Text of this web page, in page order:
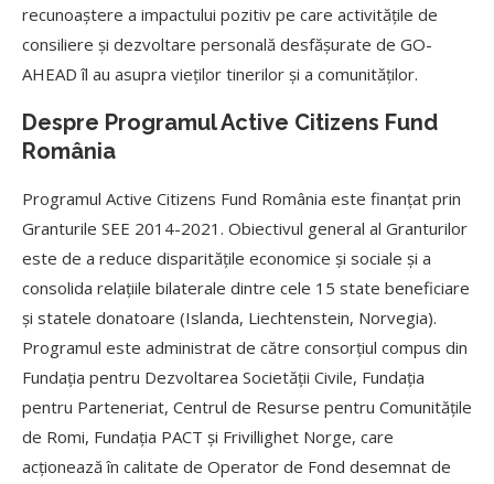
recunoaștere a impactului pozitiv pe care activitățile de
consiliere și dezvoltare personală desfășurate de GO-
AHEAD îl au asupra vieților tinerilor și a comunităților.
Despre Programul Active Citizens Fund
România
Programul Active Citizens Fund România este finanțat prin
Granturile SEE 2014-2021. Obiectivul general al Granturilor
este de a reduce disparitățile economice și sociale și a
consolida relațiile bilaterale dintre cele 15 state beneficiare
și statele donatoare (Islanda, Liechtenstein, Norvegia).
Programul este administrat de către consorțiul compus din
Fundația pentru Dezvoltarea Societății Civile, Fundația
pentru Parteneriat, Centrul de Resurse pentru Comunitățile
de Romi, Fundația PACT și Frivillighet Norge, care
acționează în calitate de Operator de Fond desemnat de